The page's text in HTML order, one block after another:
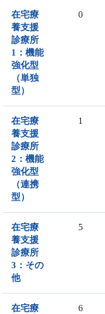
在宅療
養支援
診療所
1：機能
強化型
（単独
型）
0
在宅療
養支援
診療所
2：機能
強化型
（連携
型）
1
在宅療
養支援
診療所
3：その
他
5
在宅療
6